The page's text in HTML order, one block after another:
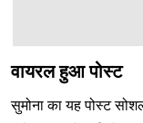
वायरल हुआ पोस्ट
सुमोना का यह पोस्ट